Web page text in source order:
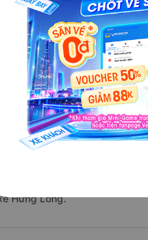
Mỗi ngày có bao nhiêu
đườngxe Giường nằm
Vexere.combắt đầu từ
giờ xe chạy có đầy đủ cả
Nhà xe Giường nằm đi
Hưng Long.